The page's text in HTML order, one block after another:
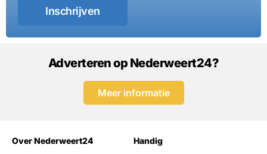
Inschrijven
Adverteren op Nederweert24?
Meer informatie
Over Nederweert24 Handig